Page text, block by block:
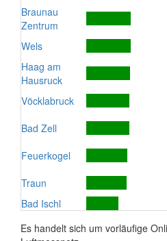
Braunau
Zentrum
Wels
Haag am
Hausruck
Vöcklabruck
Bad Zell
Feuerkogel
Traun
Bad Ischl
Es handelt sich um vorläufige